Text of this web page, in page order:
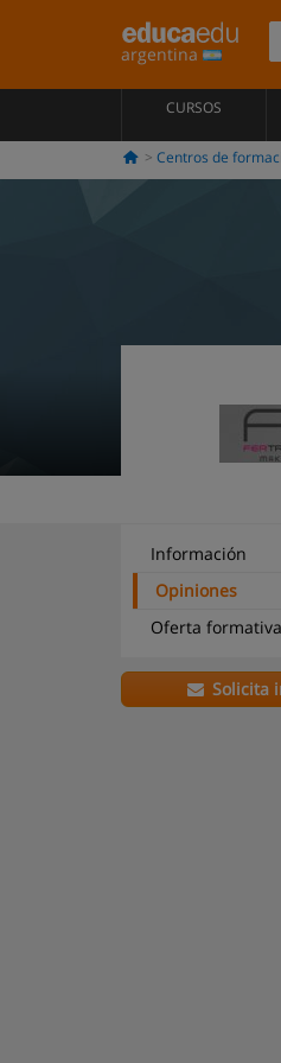
argentina
CURSOS
Centros de
Información
Opiniones
Oferta formativa
Solicita